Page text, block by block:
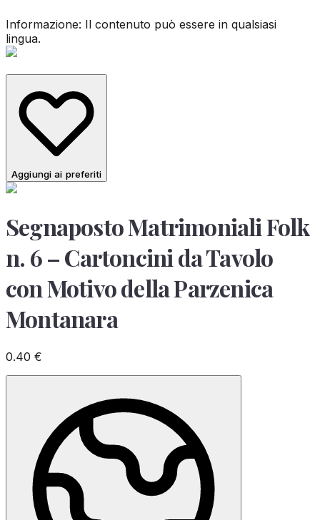
Informazione: Il contenuto può essere in qualsiasi
lingua.
Aggiungi ai preferiti
Segnaposto Matrimoniali Folk
n. 6 – Cartoncini da Tavolo
con Motivo della Parzenica
Montanara
0.40 €